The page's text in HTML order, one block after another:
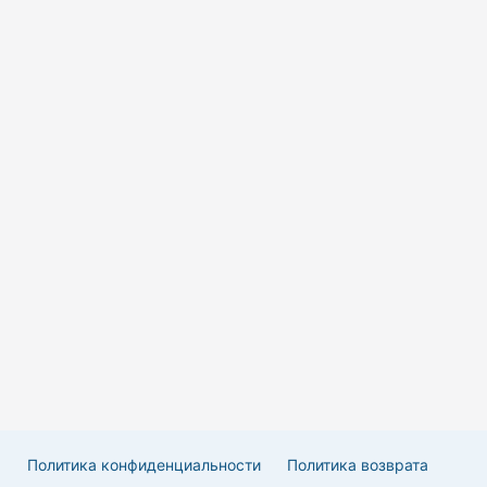
Политика конфиденциальности Политика возврата